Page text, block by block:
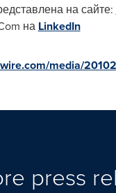
на сайте:
на LinkedIn
media/
press